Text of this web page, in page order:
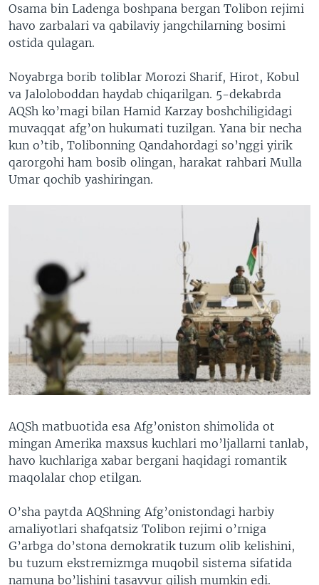
Osama bin Ladenga boshpana bergan Tolibon rejimi
havo zarbalari va qabilaviy jangchilarning bosimi
ostida qulagan.
Noyabrga borib toliblar Morozi Sharif, Hirot, Kobul
va Jaloloboddan haydab chiqarilgan. 5-dekabrda
AQSh ko’magi bilan Hamid Karzay boshchiligidagi
muvaqqat afg’on hukumati tuzilgan. Yana bir necha
kun o’tib, Tolibonning Qandahordagi so’nggi yirik
qarorgohi ham bosib olingan, harakat rahbari Mulla
Umar qochib yashiringan.
AQSh matbuotida esa Afg’oniston shimolida ot
mingan Amerika maxsus kuchlari mo’ljallarni tanlab,
havo kuchlariga xabar bergani haqidagi romantik
maqolalar chop etilgan.
O’sha paytda AQShning Afg’onistondagi harbiy
amaliyotlari shafqatsiz Tolibon rejimi o’rniga
G’arbga do’stona demokratik tuzum olib kelishini,
bu tuzum ekstremizmga muqobil sistema sifatida
namuna bo’lishini tasavvur qilish mumkin edi.